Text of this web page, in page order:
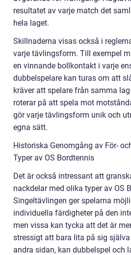
resultatet av varje match det
hela laget.
Skillnaderna visas också i
varje tävlingsform. Till exempel
en vinnande bollkontakt i varje
dubbelspelare kan turas om att
kräver att spelare från samma
roterar på att spela mot
gör varje tävlingsform unik och
egna sätt.
Historiska Genomgång av För-
Typer av OS Bordtennis
Det är också intressant att
nackdelar med olika typer av OS
Singeltävlingen ger spelarna
individuella färdigheter på den
men vissa kan tycka att det är
stressigt att bara lita på sig
andra sidan, kan dubbelspel och